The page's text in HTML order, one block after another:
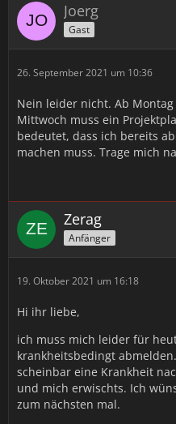
Joerg
Gast
26. September 2021 um 10:36
Nein leider nicht. Ab
Mittwoch muss ein
bedeutet, dass ich bereits
machen muss. Trage mich
Zerag
Anfänger
19. Oktober 2021 um 16:18
Hi ihr liebe,
ich muss mich leider für
krankheitsbedingt
scheinbar eine Krankheit
und mich erwischts. Ich
zum nächsten mal.